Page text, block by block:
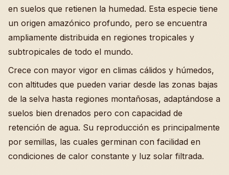
en suelos que retienen la humedad. Esta especie tiene
un origen amazónico profundo, pero se encuentra
ampliamente distribuida en regiones tropicales y
subtropicales de todo el mundo.
Crece con mayor vigor en climas cálidos y húmedos,
con altitudes que pueden variar desde las zonas bajas
de la selva hasta regiones montañosas, adaptándose a
suelos bien drenados pero con capacidad de
retención de agua. Su reproducción es principalmente
por semillas, las cuales germinan con facilidad en
condiciones de calor constante y luz solar filtrada.